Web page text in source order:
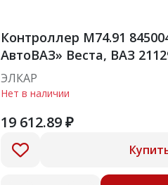
Контроллер М74.91
АвтоВАЗ» Веста, ВАЗ
ЭЛКАР
Нет в наличии
19 612.89 ₽